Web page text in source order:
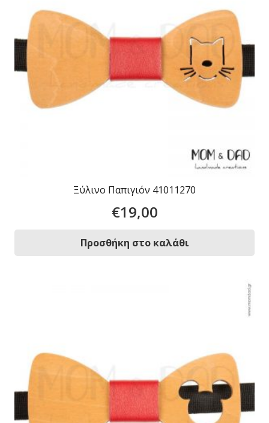
Ξύλινο Παπιγιόν 41011270
€19,00
Προσθήκη στο καλάθι